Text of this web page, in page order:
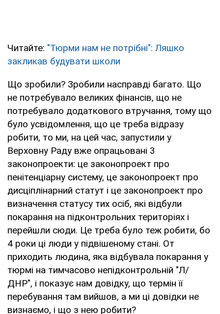
Читайте: "Тюрми нам не потрібні": Ляшко
закликав будувати школи
Що зробили? Зробили насправді багато. Що
не потребувало великих фінансів, що не
потребувало додаткового втручання, тому що
було усвідомлення, що це треба відразу
робити, то ми, на цей час, запустили у
Верховну Раду вже опрацьовані 3
законопроекти: це законопроект про
пенітенціарну систему, це законопроект про
дисціплінарний статут і це законопроект про
визначення статусу тих осіб, які відбули
покарання на підконтрольних територіях і
перейшли сюди. Це треба було теж робити, бо
4 роки ці люди у підвішеному стані. От
приходить людина, яка відбувала покарання у
тюрмі на тимчасово непідконтрольній "Л/
ДНР", і показує нам довідку, що термін її
перебування там вийшов, а ми ці довідки не
визнаємо, і що з нею робити?